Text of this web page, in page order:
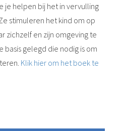
je helpen bij het in vervulling
stimuleren het kind om op
zichzelf en zijn omgeving te
basis gelegd die nodig is om
Klik hier om het boek te